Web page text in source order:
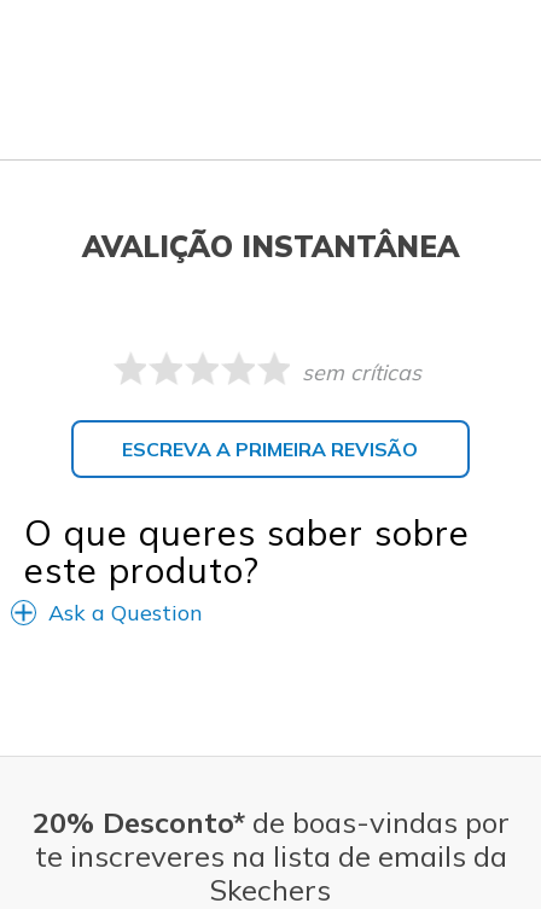
AVALIÇÃO INSTANTÂNEA
sem críticas
ESCREVA A PRIMEIRA REVISÃO
O que queres saber sobre
este produto?
Ask a Question
20% Desconto*de boas-vindas por
te inscreveres na lista de emails da
Skechers